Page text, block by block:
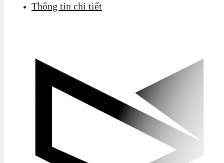
Thông tin chi tiết